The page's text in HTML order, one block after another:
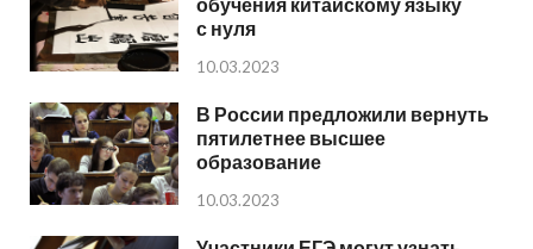
с нуля
10.03.2023
В России предложили вернуть
пятилетнее высшее
образование
10.03.2023